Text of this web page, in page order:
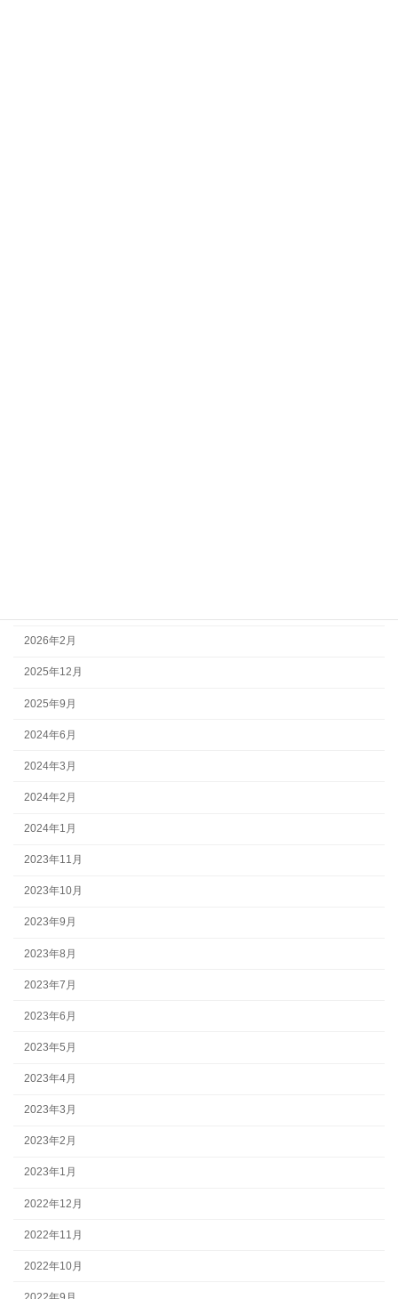
2026年2月
2025年12月
2025年9月
2024年6月
2024年3月
2024年2月
2024年1月
2023年11月
2023年10月
2023年9月
2023年8月
2023年7月
2023年6月
2023年5月
2023年4月
2023年3月
2023年2月
2023年1月
2022年12月
2022年11月
2022年10月